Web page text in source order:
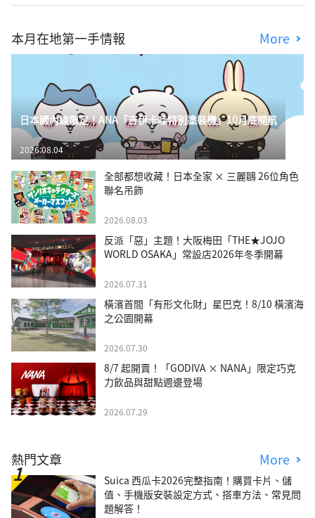
本月在地第一手情報 More
日本國內線限定！ANA「吉伊卡哇特別塗裝機」10月底開航
2026.08.04
全部都想收藏！日本全家 × 三麗鷗 26位角色
聯名吊飾
2026.08.03
反派「惡」主題！大阪梅田「THE★JOJO
WORLD OSAKA」常設店2026年冬季開幕
2026.07.31
橫濱首間「有形文化財」星巴克！8/10 橫濱海
之公園開幕
2026.07.30
8/7 起開賣！「GODIVA × NANA」限定巧克
力飲品與甜點週邊登場
2026.07.29
熱門文章 More
Suica 西瓜卡2026完整指南！購買卡片、儲
值、手機版安裝設定方式、搭車方法、常見問
題解答！